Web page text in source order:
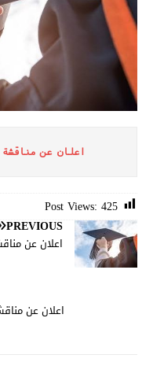
اعلان عن
Post Views: 425
PREVIOUS
اعلان عن
اعلان عن